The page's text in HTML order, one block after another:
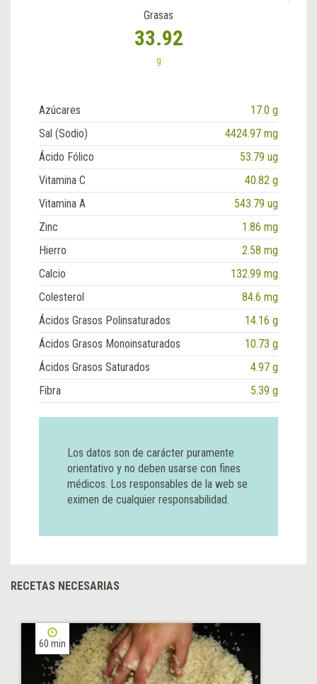
Grasas
33.92
g
Azúcares
17.0 g
Sal (Sodio)
4424.97 mg
Ácido Fólico
53.79 ug
Vitamina C
40.82 g
Vitamina A
543.79 ug
Zinc
1.86 mg
Hierro
2.58 mg
Calcio
132.99 mg
Colesterol
84.6 mg
Ácidos Grasos Polinsaturados
14.16 g
Ácidos Grasos Monoinsaturados
10.73 g
Ácidos Grasos Saturados
4.97 g
Fibra
5.39 g
Los datos son de carácter puramente
orientativo y no deben usarse con fines
médicos. Los responsables de la web se
eximen de cualquier responsabilidad.
RECETAS NECESARIAS
60 min